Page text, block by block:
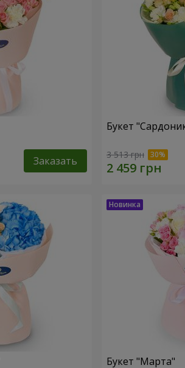
Заказать
Букет
3 513 грн
Букет "Марта"